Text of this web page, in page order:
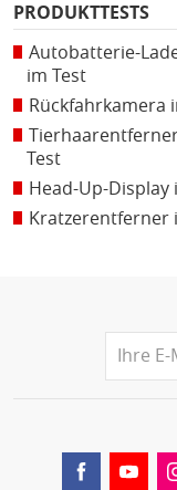
PRODUKTTESTS
Autobatterie-
im Test
Rückfahrkamera
Test
Head-Up-Display
Kratzerentferner